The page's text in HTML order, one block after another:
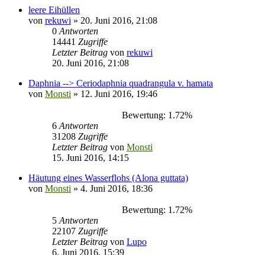
leere Eihüllen
von rekuwi » 20. Juni 2016, 21:08
0 Antworten
14441 Zugriffe
Letzter Beitrag von rekuwi
20. Juni 2016, 21:08
Daphnia --> Ceriodaphnia quadrangula v. hamata
von Monsti » 12. Juni 2016, 19:46
Bewertung: 1.72%
6 Antworten
31208 Zugriffe
Letzter Beitrag von Monsti
15. Juni 2016, 14:15
Häutung eines Wasserflohs (Alona guttata)
von Monsti » 4. Juni 2016, 18:36
Bewertung: 1.72%
5 Antworten
22107 Zugriffe
Letzter Beitrag von Lupo
6. Juni 2016, 15:39